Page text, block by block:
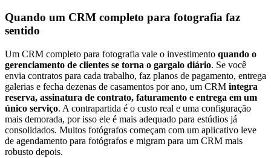
Quando um CRM completo para fotografia faz
sentido
Um CRM completo para fotografia vale o investimento quando o
gerenciamento de clientes se torna o gargalo diário. Se você
envia contratos para cada trabalho, faz planos de pagamento, entrega
galerias e fecha dezenas de casamentos por ano, um CRM integra
reserva, assinatura de contrato, faturamento e entrega em um
único serviço. A contrapartida é o custo real e uma configuração
mais demorada, por isso ele é mais adequado para estúdios já
consolidados. Muitos fotógrafos começam com um aplicativo leve
de agendamento para fotógrafos e migram para um CRM mais
robusto depois.